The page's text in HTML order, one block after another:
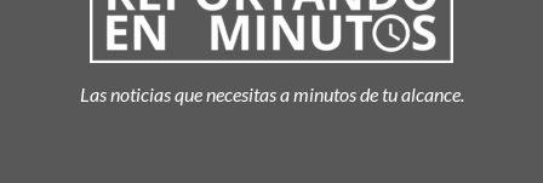
Las noticias que necesitas a minutos de tu alcance.